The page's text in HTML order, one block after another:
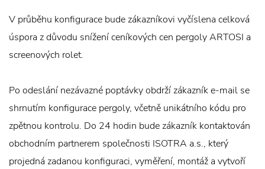
V průběhu konfigurace bude zákazníkovi vyčíslena celková
úspora z důvodu snížení ceníkových cen pergoly ARTOSI a
screenových rolet.
Po odeslání nezávazné poptávky obdrží zákazník e-mail se
shrnutím konfigurace pergoly, včetně unikátního kódu pro
zpětnou kontrolu. Do 24 hodin bude zákazník kontaktován
obchodním partnerem společnosti ISOTRA a.s., který
projedná zadanou konfiguraci, vyměření, montáž a vytvoří